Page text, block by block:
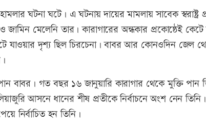
ঘটনা ঘটে। এ ঘটনায় দায়ের মামলায় সাবেক স্বরাষ্ট্র
মেলেনি তার। কারাগারের অন্ধকার প্রকোষ্ঠেই কেটে
যাওয়ার দৃশ্য ছিল চিরচেনা। বাবর আর কোনওদিন জেল
বাবর। গত বছর ১৬ জানুয়ারি কারাগার থেকে মুক্তি পান
আসনে ধানের শীষ প্রতীকে নির্বাচনে অংশ নেন তিনি।
নির্বাচিত হন তিনি।